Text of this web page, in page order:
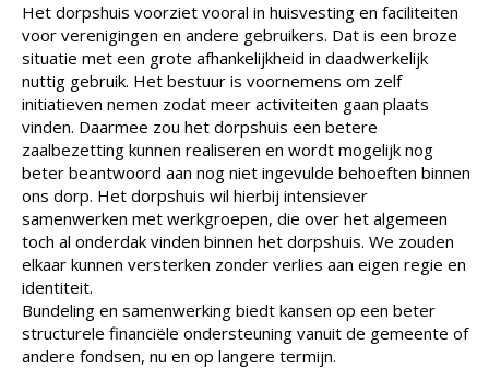
Het dorpshuis voorziet vooral in huisvesting en faciliteiten
voor verenigingen en andere gebruikers. Dat is een broze
situatie met een grote afhankelijkheid in daadwerkelijk
nuttig gebruik. Het bestuur is voornemens om zelf
initiatieven nemen zodat meer activiteiten gaan plaats
vinden. Daarmee zou het dorpshuis een betere
zaalbezetting kunnen realiseren en wordt mogelijk nog
beter beantwoord aan nog niet ingevulde behoeften binnen
ons dorp. Het dorpshuis wil hierbij intensiever
samenwerken met werkgroepen, die over het algemeen
toch al onderdak vinden binnen het dorpshuis. We zouden
elkaar kunnen versterken zonder verlies aan eigen regie en
identiteit.
Bundeling en samenwerking biedt kansen op een beter
structurele financiële ondersteuning vanuit de gemeente of
andere fondsen, nu en op langere termijn.